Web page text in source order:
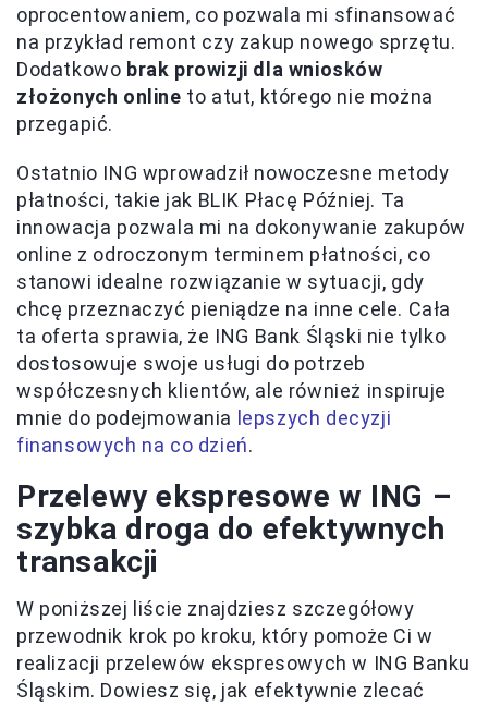
oprocentowaniem, co pozwala mi sfinansować
na przykład remont czy zakup nowego sprzętu.
Dodatkowo brak prowizji dla wniosków
złożonych online to atut, którego nie można
przegapić.
Ostatnio ING wprowadził nowoczesne metody
płatności, takie jak BLIK Płacę Później. Ta
innowacja pozwala mi na dokonywanie zakupów
online z odroczonym terminem płatności, co
stanowi idealne rozwiązanie w sytuacji, gdy
chcę przeznaczyć pieniądze na inne cele. Cała
ta oferta sprawia, że ING Bank Śląski nie tylko
dostosowuje swoje usługi do potrzeb
współczesnych klientów, ale również inspiruje
mnie do podejmowania lepszych decyzji
finansowych na co dzień.
Przelewy ekspresowe w ING –
szybka droga do efektywnych
transakcji
W poniższej liście znajdziesz szczegółowy
przewodnik krok po kroku, który pomoże Ci w
realizacji przelewów ekspresowych w ING Banku
Śląskim. Dowiesz się, jak efektywnie zlecać